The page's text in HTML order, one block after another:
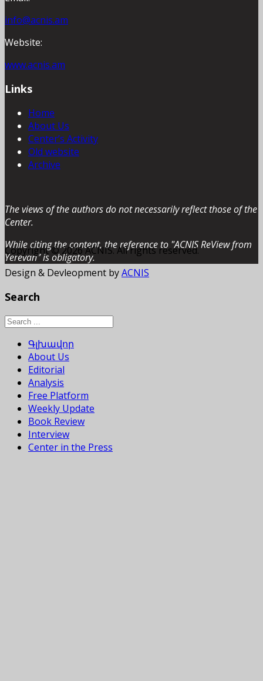
info@acnis.am
Website:
www.acnis.am
Links
Home
About Us
Center’s Activity
Old website
Archive
The views of the authors do not necessarily reflect those of the
Center.
While citing the content, the reference to "ACNIS ReView from
Yerevan” is obligatory.
Copyright © 2026 ACNIS. All rights reserved.
Design & Devleopment byACNIS
Search
Գլխավոր
About Us
Editorial
Analysis
Free Platform
Weekly Update
Book Review
Interview
Center in the Press